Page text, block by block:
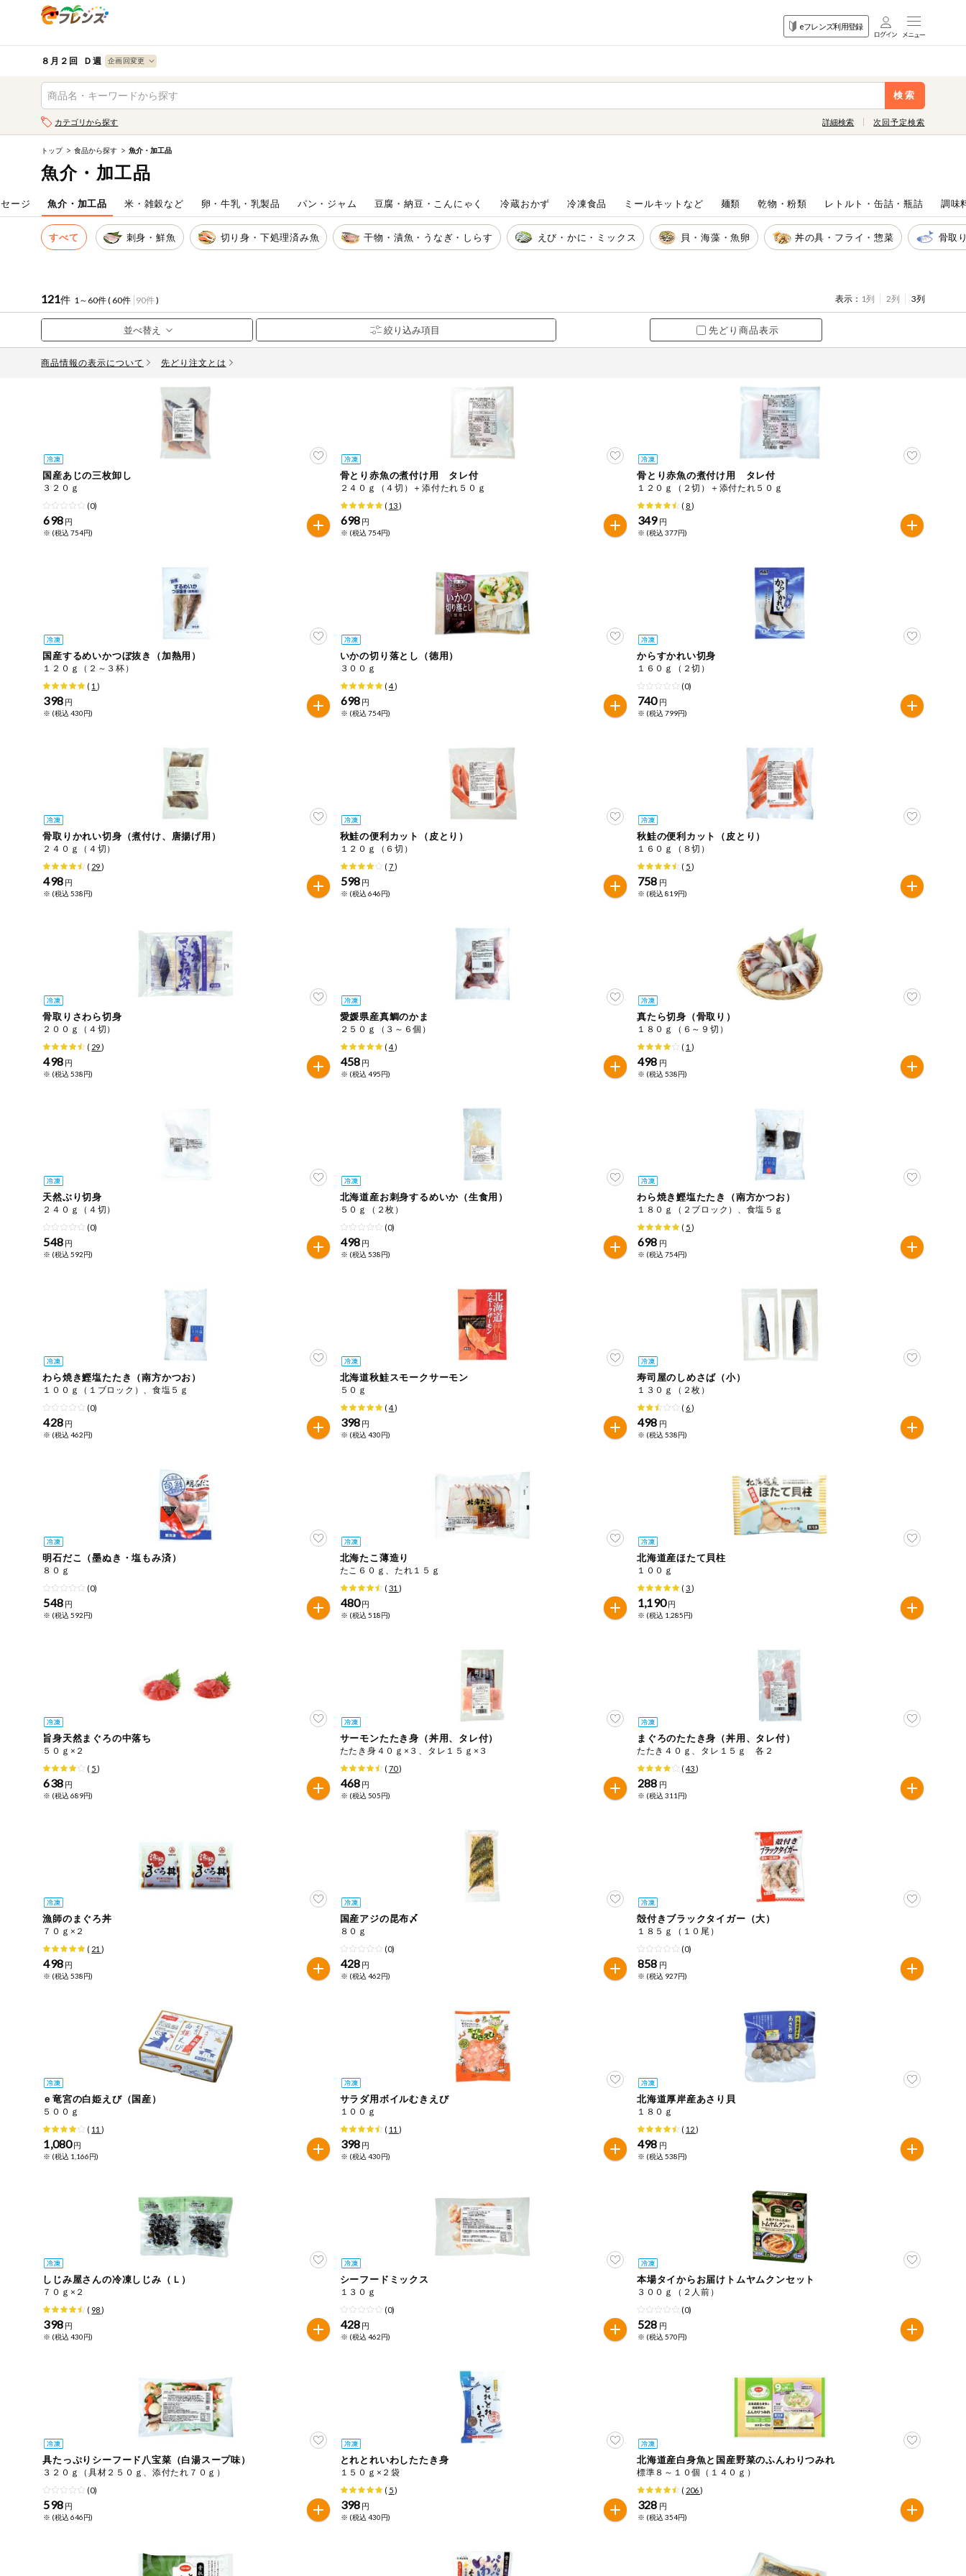
eフレンズ利用登録
ログイン
生協加入はこちら
登録から開始まで
注文番号注文
お気に入り注文
注文履歴注文
先着限定から探す
人気カテゴリ
食品から探す
生協独自
自動注文システム登録
自動注文システム登録を修正する
専門ショップサイト
パルコープ・よどがわ生協の情報サイト
商品のリクエスト
アプリのダウンロード
８月２回 Ｄ週
検索
果物
肉・ハム・ソ
ーセージ
魚介・加工品
米・雑穀など
パン・ジャム
豆腐・納豆・
こんにゃく
ミールキット
など
麺類
おやつ
飲料
ティッシュ・
トイレットペ
ーパー
コスメ＆ボデ
ィケア
ベビー
ペット
先着限定企画
スマート・ワ
今週の新登場
よりどりでお
トク
お弁当用商品
かんたん調理
オーガニック
ベビー・キッ
ズ関連
エシカル
健康志向食品
果物すべて
カテゴリから探す 詳細検索
検索条件を指定してください。全項目に条件を指定しなくても検索できます。
キーワード
キーワードをすべて含む
いずれかのキーワードを含む
メーカー名
カテゴリ
アレルゲン情報
特定原材料と特定原材料に準ずるものが含まれていない商品を検索できます。
特定原材料
小麦 落花生 えび
あわび カシューナッツ ごま
さば ゼラチン バナナ もも りんご
アレルゲン情報は、商品企画時の情報のため、ご使用前には必ず商品パッケージの表示をご確認ください。
特定原材料に準ずるものは、お取引先から情報提供のあった範囲でのお知らせです。
次回予定検索
トップ 食品から探す 魚介・加工品
魚介・加工品
ージ 魚介・加工品 米・雑穀など 卵・牛乳・乳製品 パン・ジャム 豆腐・納豆・こんにゃく 冷蔵おかず 冷凍食品 ミールキットなど 麺類 乾物・粉類 レトルト・缶詰・瓶詰 調味
すべて 刺身・鮮魚 切り身・下処理済み魚 干物・漬魚・うなぎ・しらす えび・かに・ミックス 貝・海藻・魚卵 丼の具・フライ・惣菜 骨取
121件 1～60件 ( 60件 90件) 表示： 1列 2列 3列
先どり商品表示
商品情報の表示について 先どり注文とは
国産あじの三枚卸し
３２０ｇ
(0)
698 円
※ (税込 754円)
骨とり赤魚の煮付け用 タレ付
２４０ｇ（４切）＋添付たれ５０ｇ
( 13)
698 円
※ (税込 754円)
骨とり赤魚の煮付け用 タレ付
１２０ｇ（２切）＋添付たれ５０ｇ
( 8)
349 円
※ (税込 377円)
国産するめいかつぼ抜き（加熱用）
１２０ｇ（２～３杯）
( 1 )
398 円
※ (税込 430円)
いかの切り落とし（徳用）
３００ｇ
( 4)
698 円
※ (税込 754円)
からすかれい切身
１６０ｇ（２切）
(0)
740 円
※ (税込 799円)
骨取りかれい切身（煮付け、唐揚げ用）
２４０ｇ（４切）
( 29)
498 円
※ (税込 538円)
秋鮭の便利カット（皮とり）
１２０ｇ（６切）
( 7)
598 円
※ (税込 646円)
秋鮭の便利カット（皮とり）
１６０ｇ（８切）
( 5)
758 円
※ (税込 819円)
骨取りさわら切身
２００ｇ（４切）
( 29)
498 円
※ (税込 538円)
愛媛県産真鯛のかま
２５０ｇ（３～６個）
( 4)
458 円
※ (税込 495円)
真たら切身（骨取り）
１８０ｇ（６～９切）
( 1 )
498 円
※ (税込 538円)
天然ぶり切身
２４０ｇ（４切）
(0)
548 円
※ (税込 592円)
北海道産お刺身するめいか（生食用）
５０ｇ（２枚）
(0)
498 円
※ (税込 538円)
わら焼き鰹塩たたき（南方かつお）
１８０ｇ（２ブロック）、食塩５ｇ
( 5)
698 円
※ (税込 754円)
わら焼き鰹塩たたき（南方かつお）
１００ｇ（１ブロック）、食塩５ｇ
(0)
428 円
※ (税込 462円)
北海道秋鮭スモークサーモン
５０ｇ
( 4)
398 円
※ (税込 430円)
寿司屋のしめさば（小）
１３０ｇ（２枚）
( 6)
498 円
※ (税込 538円)
明石だこ（墨ぬき・塩もみ済）
８０ｇ
(0)
548 円
※ (税込 592円)
北海たこ薄造り
たこ６０ｇ、たれ１５ｇ
( 31 )
480 円
※ (税込 518円)
北海道産ほたて貝柱
１００ｇ
(3)
1,190 円
※ (税込 1,285円)
旨身天然まぐろの中落ち
５０ｇ×２
( 5)
638 円
※ (税込 689円)
サーモンたたき身（丼用、タレ付）
たたき身４０ｇ×３、タレ１５ｇ×３
( 70)
468 円
※ (税込 505円)
まぐろのたたき身（丼用、タレ付）
たたき４０ｇ、タレ１５ｇ 各２
(43)
288 円
※ (税込 311円)
漁師のまぐろ丼
７０ｇ×２
( 21 )
498 円
※ (税込 538円)
国産アジの昆布〆
８０ｇ
(0)
428 円
※ (税込 462円)
殻付きブラックタイガー（大）
１８５ｇ（１０尾）
(0)
858 円
※ (税込 927円)
ｅ竜宮の白姫えび（国産）
５００ｇ
( 11 )
1,080 円
※ (税込 1,166円)
サラダ用ボイルむきえび
１００ｇ
( 11 )
398 円
※ (税込 430円)
北海道厚岸産あさり貝
１８０ｇ
( 12)
498 円
※ (税込 538円)
しじみ屋さんの冷凍しじみ（Ｌ）
７０ｇ×２
( 98)
398 円
※ (税込 430円)
シーフードミックス
１３０ｇ
(0)
428 円
※ (税込 462円)
本場タイからお届けトムヤムクンセット
３００ｇ（２人前）
(0)
528 円
※ (税込 570円)
具たっぷりシーフード八宝菜（白湯スープ味）
３２０ｇ（具材２５０ｇ、添付たれ７０ｇ）
(0)
598 円
※ (税込 646円)
とれとれいわしたたき身
１５０ｇ×２袋
( 5)
398 円
※ (税込 430円)
北海道産白身魚と国産野菜のふんわりつみれ
標準８～１０個（１４０ｇ）
( 206)
328 円
※ (税込 354円)